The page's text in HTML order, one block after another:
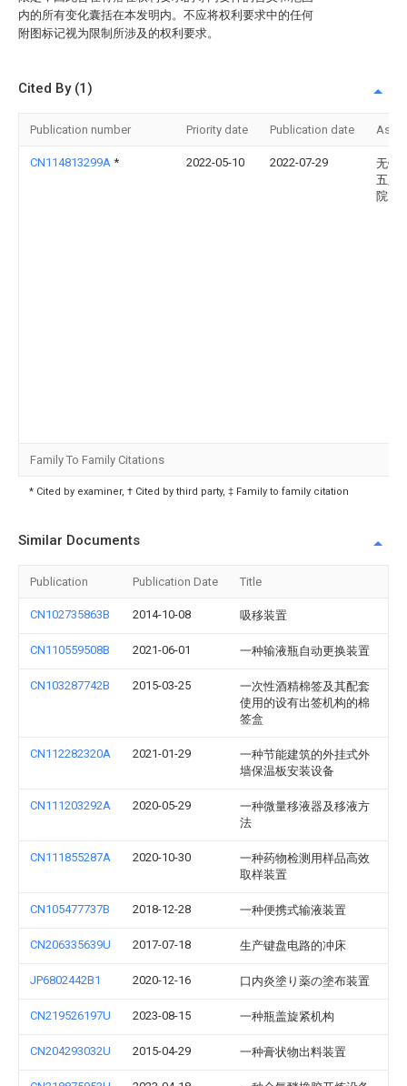
内的所有变化囊括在本发明内。不应将权利要求中的任何
附图标记视为限制所涉及的权利要求。
Cited By (1)
Publication number Priority date Publication date
CN114813299A * 2022-05-10 2022-07-29
无锡
五人
院
Family To Family Citations
* Cited by examiner, † Cited by third party, ‡ Family to family citation
Similar Documents
Publication Publication Date Title
CN102735863B 2014-10-08 吸移装置
CN110559508B 2021-06-01 一种输液瓶自动更换装置
CN103287742B 2015-03-25
一次性酒精棉签及其配套
使用的设有出签机构的棉
签盒
CN112282320A 2021-01-29
一种节能建筑的外挂式外
墙保温板安装设备
CN111203292A 2020-05-29
一种微量移液器及移液方
法
CN111855287A 2020-10-30
一种药物检测用样品高效
取样装置
CN105477737B 2018-12-28 一种便携式输液装置
CN206335639U 2017-07-18 生产键盘电路的冲床
JP6802442B1 2020-12-16 口内炎塗り薬の塗布装置
CN219526197U 2023-08-15 一种瓶盖旋紧机构
CN204293032U 2015-04-29 一种膏状物出料装置